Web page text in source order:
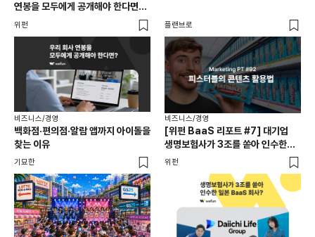
연봉을 모두에게 공개해야 한다면? |
급여 투명성 법, 해외 사례, 연봉
위펀 플랜브로
비즈니스/경영
백화점·편의점·알람 앱까지 아이돌을
찾는 이유
기묘한
비즈니스/경영
[위펀 BaaS 리포트 #7] 대기업
생명보험사가 3조를 쏟아 인수한
일본 BaaS 회사의 정체는?
위펀